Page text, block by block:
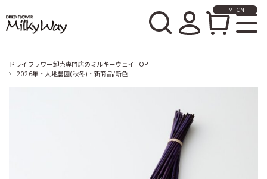
__ITM_CNT__
ドライフラワー卸売専門店のミルキーウェイTOP
2026年・大地農園(秋冬)・新商品/新色